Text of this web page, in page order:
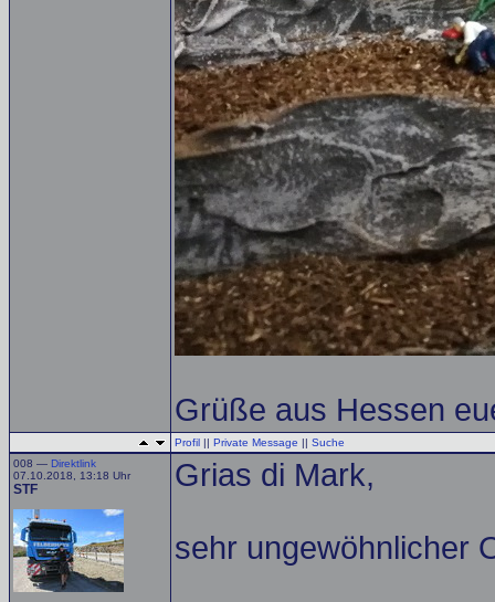
Grüße aus Hessen
Profil || Private Message || Suche
008 — Direktlink
07.10.2018, 13:18 Uhr
STF Grias di Mark,
sehr ungewöhnlicher